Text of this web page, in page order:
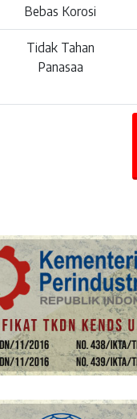
Bebas Korosi
Tidak Tahan
Panasaa